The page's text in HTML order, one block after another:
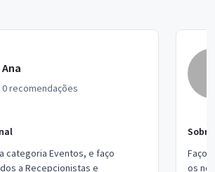
Ana
0 recomendações
categoria Eventos, e faço
a Recepcionistas e
Faço
os